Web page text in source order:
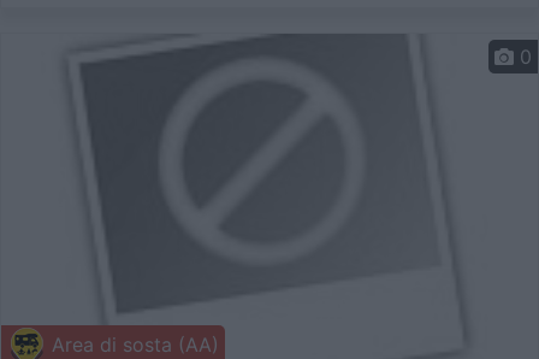
Area di sosta (AA)
0